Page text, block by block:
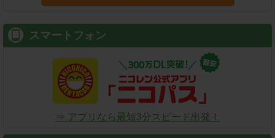
スマートフォン
⇒ アプリなら最短3分スピード出発！